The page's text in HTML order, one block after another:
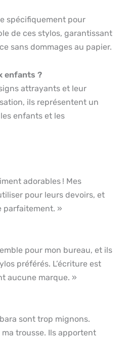
spécifiquement pour
de ces stylos, garantissant
sans dommages au papier.
enfants ?
attrayants et leur
ils représentent un
enfants et les
adorables ! Mes
pour leurs devoirs, et
parfaitement. »
pour mon bureau, et ils
préférés. L’écriture est
aucune marque. »
sont trop mignons.
ma trousse. Ils apportent